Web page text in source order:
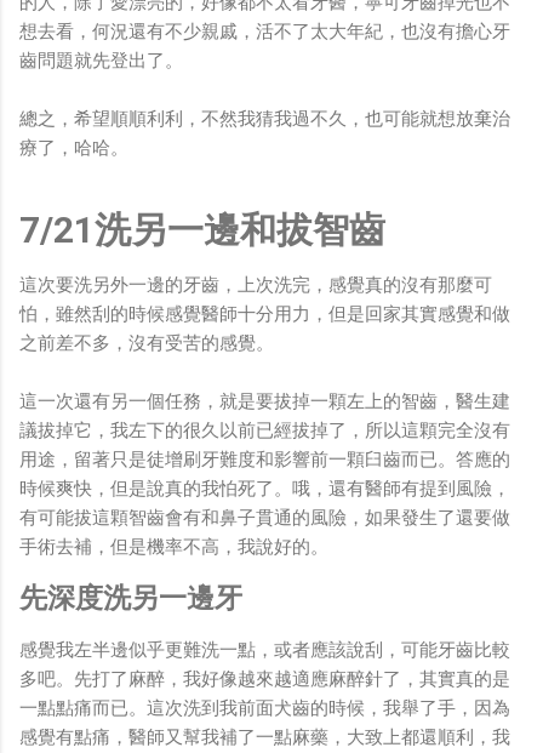
想去看，何況還有不少親戚，活不了太大年紀，也沒有擔心牙
齒問題就先登出了。
總之，希望順順利利，不然我猜我過不久，也可能就想放棄治
療了，哈哈。
7/21洗另一邊和拔智齒
這次要洗另外一邊的牙齒，上次洗完，感覺真的沒有那麼可
怕，雖然刮的時候感覺醫師十分用力，但是回家其實感覺和做
之前差不多，沒有受苦的感覺。
這一次還有另一個任務，就是要拔掉一顆左上的智齒，醫生建
議拔掉它，我左下的很久以前已經拔掉了，所以這顆完全沒有
用途，留著只是徒增刷牙難度和影響前一顆臼齒而已。答應的
時候爽快，但是說真的我怕死了。哦，還有醫師有提到風險，
有可能拔這顆智齒會有和鼻子貫通的風險，如果發生了還要做
手術去補，但是機率不高，我說好的。
先深度洗另一邊牙
感覺我左半邊似乎更難洗一點，或者應該說刮，可能牙齒比較
多吧。先打了麻醉，我好像越來越適應麻醉針了，其實真的是
一點點痛而已。這次洗到我前面犬齒的時候，我舉了手，因為
感覺有點痛，醫師又幫我補了一點麻藥，大致上都還順利，我